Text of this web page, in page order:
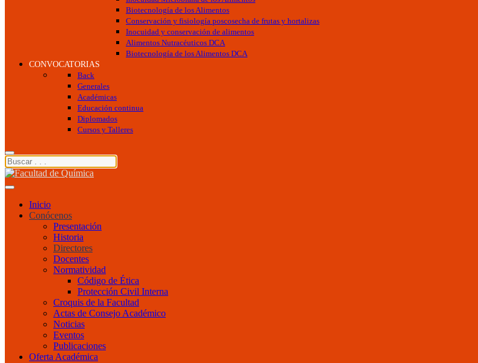
Biotecnología de los Alimentos
Conservación y fisiología poscosecha de frutas y hortalizas
Inocuidad y conservación de alimentos
Alimentos Nutracéuticos DCA
Biotecnología de los Alimentos DCA
CONVOCATORIAS
Back
Generales
Académicas
Educación continua
Diplomados
Cursos y Talleres
Inicio
Conócenos
Presentación
Historia
Directores
Docentes
Normatividad
Código de Ética
Protección Civil Interna
Croquis de la Facultad
Actas de Consejo Académico
Noticias
Eventos
Publicaciones
Oferta Académica